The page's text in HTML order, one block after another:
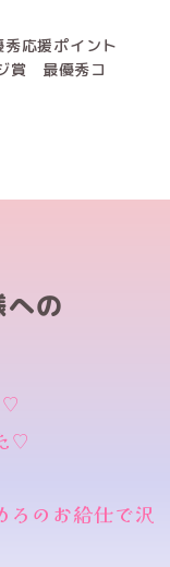
秀応援ポイント
賞 最優秀コ
の
♡
ろのお給仕で沢